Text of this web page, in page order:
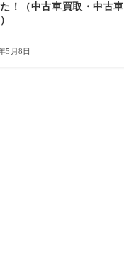
！（中古車買取・中古車
5月8日